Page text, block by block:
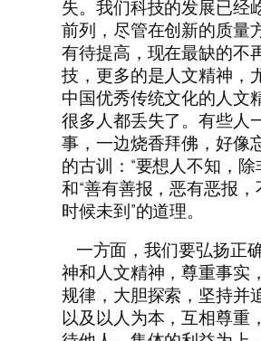
失。我们科技的发展已经
前列，尽管在创新的质量
有待提高，现在最缺的不
技，更多的是人文精神，
中国优秀传统文化的人文
很多人都丢失了。有些人
事，一边烧香拜佛，好像
的古训：“要想人不知，除
和“善有善报，恶有恶报，
时候未到”的道理。
一方面，我们要弘扬正
神和人文精神，尊重事实
规律，大胆探索，坚持并
以及以人为本，互相尊重